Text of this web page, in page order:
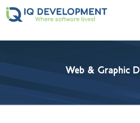
Web & Graphic